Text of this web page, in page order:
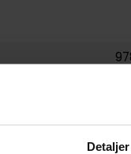
Detaljer